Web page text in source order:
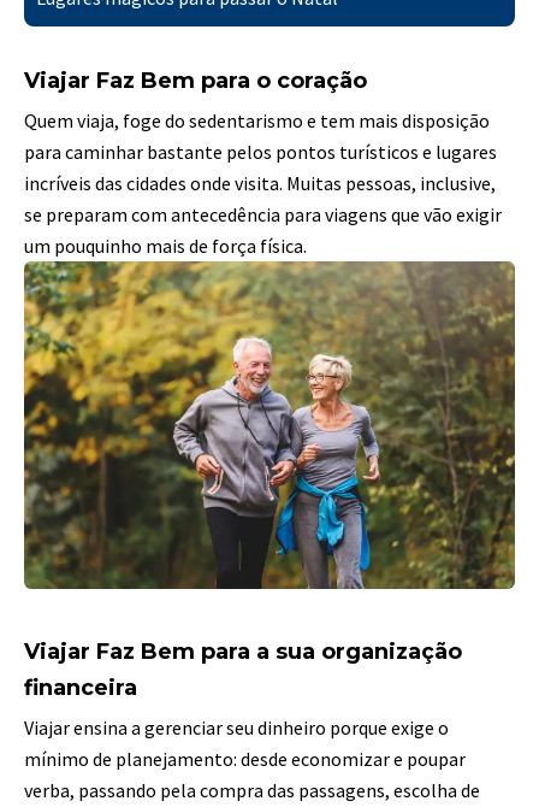
Viajar Faz Bem para o coração
Quem viaja, foge do sedentarismo e tem mais disposição
para caminhar bastante pelos pontos turísticos e lugares
incríveis das cidades onde visita. Muitas pessoas, inclusive,
se preparam com antecedência para viagens que vão exigir
um pouquinho mais de força física.
Viajar Faz Bem para a sua organização
financeira
Viajar ensina a gerenciar seu dinheiro porque exige o
mínimo de planejamento: desde economizar e poupar
verba, passando pela compra das passagens, escolha de